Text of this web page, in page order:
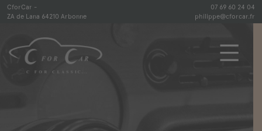
Skip
content
CforCar -
ZA de Lana 64210 Arbonne
07 69 60 24 04
philippe@cforcar.fr